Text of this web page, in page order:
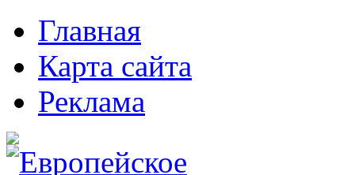
Главная
Карта сайта
Реклама